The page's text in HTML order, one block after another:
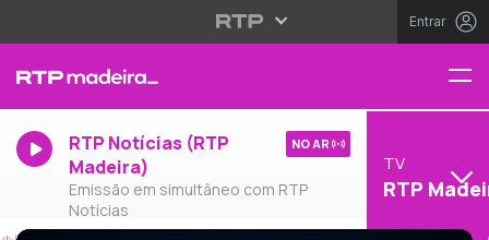
Entrar
RTP Notícias (RTP
Madeira)
Emissão em simultâneo com RTP
Notícias
NO AR
TV
RTP